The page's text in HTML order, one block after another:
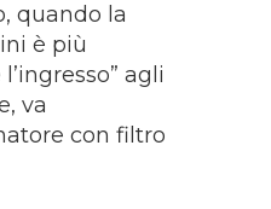
quando la
è più
agli
va
con filtro